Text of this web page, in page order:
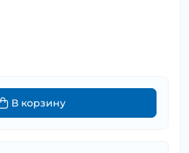
В корзину